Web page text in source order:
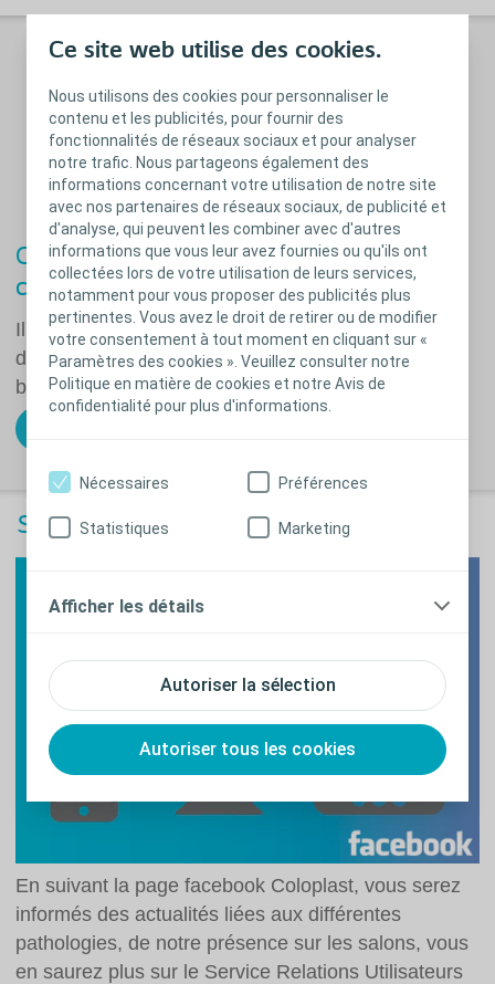
Ce site web utilise des cookies.
Nous utilisons des cookies pour personnaliser le
contenu et les publicités, pour fournir des
fonctionnalités de réseaux sociaux et pour analyser
notre trafic. Nous partageons également des
informations concernant votre utilisation de notre site
avec nos partenaires de réseaux sociaux, de publicité et
d'analyse, qui peuvent les combiner avec d'autres
informations que vous leur avez fournies ou qu'ils ont
collectées lors de votre utilisation de leurs services,
notamment pour vous proposer des publicités plus
pertinentes. Vous avez le droit de retirer ou de modifier
votre consentement à tout moment en cliquant sur «
Paramètres des cookies ». Veuillez consulter notre
Politique en matière de cookies et notre Avis de
confidentialité pour plus d'informations.
Autoriser la sélection
Autoriser tous les cookies
Nécessaires Préférences
Statistiques Marketing
Afficher les détails
Ordonnance, approvisionnement :
connaissez vous vos droits ?
Il est important que vous connaissiez vos droits afin
de bénéficier du matériel le mieux adapté à vos
besoins.
Suivez-nous sur Facebook !
En suivant la page facebook Coloplast, vous serez
informés des actualités liées aux différentes
pathologies, de notre présence sur les salons, vous
en saurez plus sur le Service Relations Utilisateurs